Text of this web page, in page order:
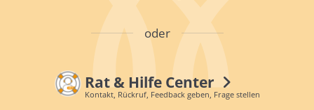
oder
Rat & Hilfe Center
Kontakt, Rückruf, Feedback geben, Frage stellen